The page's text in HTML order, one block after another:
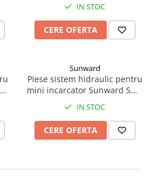
IN STOC
CERE OFERTA
Sunward
Piese sistem hidraulic pentru
mini incarcator Sunward SWL
IN STOC
CERE OFERTA